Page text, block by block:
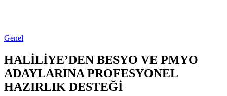
Genel
HALİLİYE’DEN BESYO VE PMYO
ADAYLARINA PROFESYONEL
HAZIRLIK DESTEĞİ